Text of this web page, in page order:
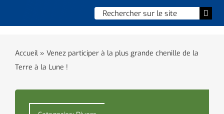
Chercher
:
Vie municipale
Accueil» Venez participer à la plus grande chenille de la
Terre à la Lune !